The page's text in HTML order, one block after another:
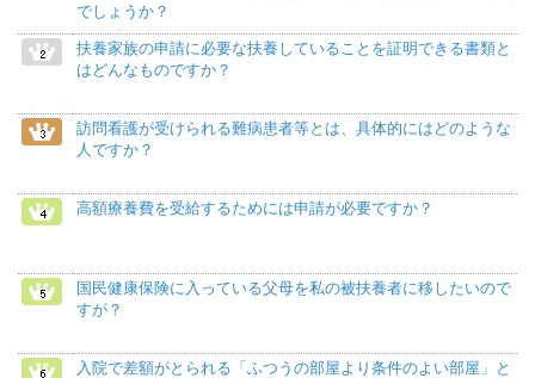
でしょうか？
扶養家族の申請に必要な扶養していることを証明できる書類と
はどんなものですか？
訪問看護が受けられる難病患者等とは、具体的にはどのような
人ですか？
高額療養費を受給するためには申請が必要ですか？
国民健康保険に入っている父母を私の被扶養者に移したいので
すが？
入院で差額がとられる「ふつうの部屋より条件のよい部屋」と